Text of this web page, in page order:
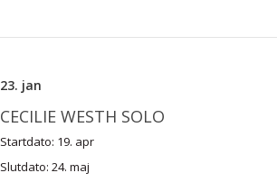
23. jan
CECILIE WESTH SOLO
Startdato: 19. apr
Slutdato: 24. maj